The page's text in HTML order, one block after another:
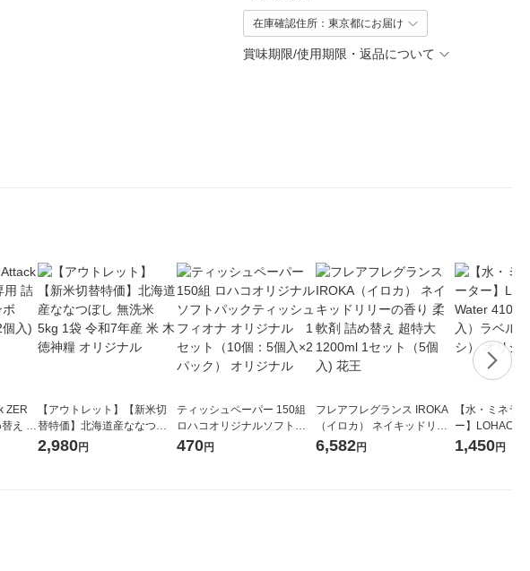
在庫確認住所：東京都にお届け
賞味期限/使用期限・返品について
ZER
え メ
ト
【アウトレット】【新米切
替特価】北海道産ななつぼ
し 無洗米 5kg 1袋 令和7年産
2,980円
ティッシュペーパー 150組
ロハコオリジナルソフトパ
ックティッシュ フィオナ オ
470円
フレアフレグランス IROKA
（イロカ） ネイキッドリリ
ーの香り 柔軟剤 詰め替え 超
6,582円
【水・ミネラ
ー】LOHACO
1箱（20本入
1,450円